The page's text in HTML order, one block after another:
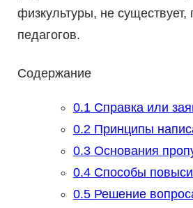
физкультуры, не существует,
педагогов.
Содержание
0.1Справка или
0.2Принципы
0.3Основания
0.4Способы
0.5Решение